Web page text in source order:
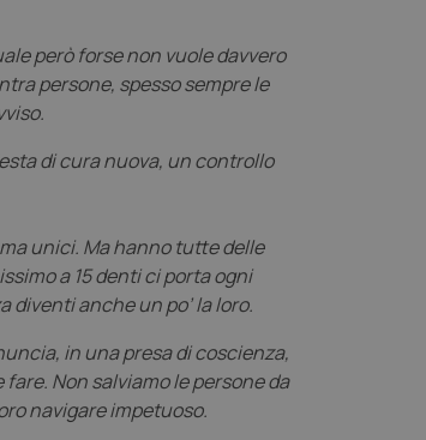
però forse non vuole davvero
persone, spesso sempre le
di cura nuova, un controllo
unici. Ma hanno tutte delle
a 15 denti ci porta ogni
anche un po’ la loro.
in una presa di coscienza,
Non salviamo le persone da
navigare impetuoso.